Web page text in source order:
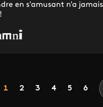
en s'amusant n'a
Page
1 Page
2 Page
3 Page
4 Page
5 Page
6